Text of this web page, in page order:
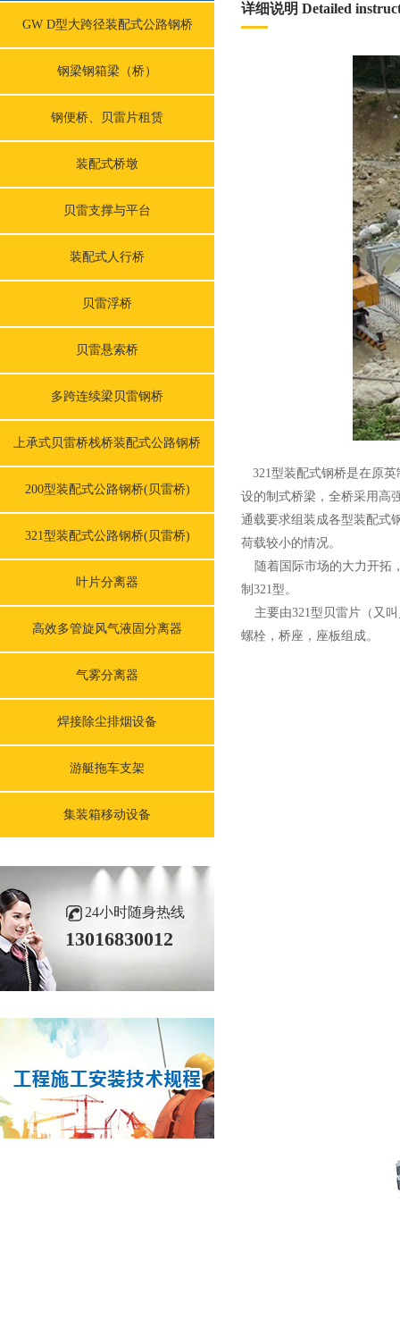
GW D型大跨径装配式公路钢桥
钢梁钢箱梁（桥）
钢便桥、贝雷片租赁
装配式桥墩
贝雷支撑与平台
装配式人行桥
贝雷浮桥
贝雷悬索桥
多跨连续梁贝雷钢桥
上承式贝雷桥栈桥装配式公路钢桥
200型装配式公路钢桥(贝雷桥)
321型装配式公路钢桥(贝雷桥)
叶片分离器
高效多管旋风气液固分离器
气雾分离器
焊接除尘排烟设备
游艇拖车支架
集装箱移动设备
24小时随身热线
13016830012
详细说明 Detailed
321型装配式钢桥是在原英
设的制式桥梁，全桥采用高
通载要求组装成各型装配式
荷载较小的情况。
随着国际市场的大力开拓
制321型。
主要由321型贝雷片（又叫
螺栓，桥座，座板组成。